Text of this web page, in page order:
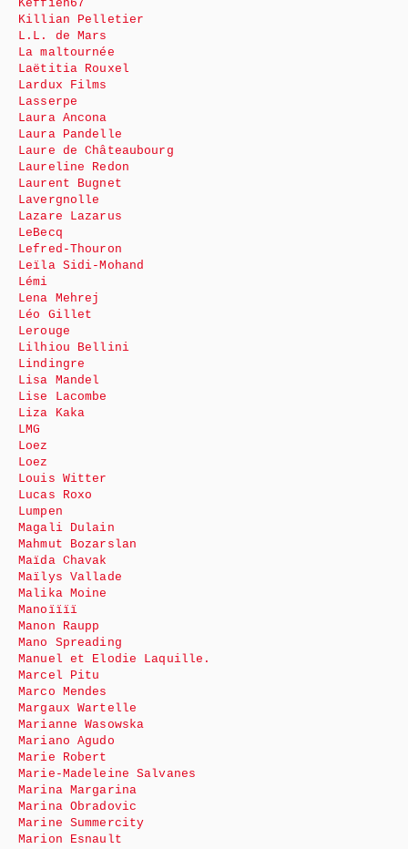
Keffieh67
Killian Pelletier
L.L. de Mars
La maltournée
Laëtitia Rouxel
Lardux Films
Lasserpe
Laura Ancona
Laura Pandelle
Laure de Châteaubourg
Laureline Redon
Laurent Bugnet
Lavergnolle
Lazare Lazarus
LeBecq
Lefred-Thouron
Leïla Sidi-Mohand
Lémi
Lena Mehrej
Léo Gillet
Lerouge
Lilhiou Bellini
Lindingre
Lisa Mandel
Lise Lacombe
Liza Kaka
LMG
Loez
Loez
Louis Witter
Lucas Roxo
Lumpen
Magali Dulain
Mahmut Bozarslan
Maïda Chavak
Maïlys Vallade
Malika Moine
Manoïïïï
Manon Raupp
Mano Spreading
Manuel et Elodie Laquille.
Marcel Pitu
Marco Mendes
Margaux Wartelle
Marianne Wasowska
Mariano Agudo
Marie Robert
Marie-Madeleine Salvanes
Marina Margarina
Marina Obradovic
Marine Summercity
Marion Esnault